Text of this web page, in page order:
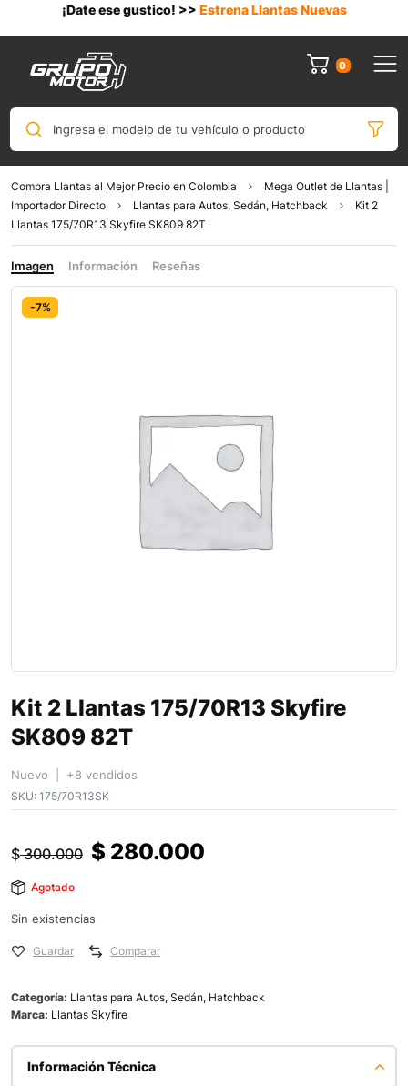
¡Date ese gustico! >> Estrena Llantas Nuevas
0
Ingresa el modelo de tu vehículo o producto
Compra Llantas al Mejor Precio en Colombia
Mega Outlet de Llantas |
Importador Directo
Llantas para Autos, Sedán, Hatchback
Kit 2
Llantas 175/70R13 Skyfire SK809 82T
Imagen Información Reseñas
-7%
Kit 2 Llantas 175/70R13 Skyfire
SK809 82T
Nuevo | +8 vendidos
SKU: 175/70R13SK
$300.000 $ 280.000
Agotado
Sin existencias
Guardar Comparar
Categoría: Llantas para Autos, Sedán, Hatchback
Marca: Llantas Skyfire
Información Técnica